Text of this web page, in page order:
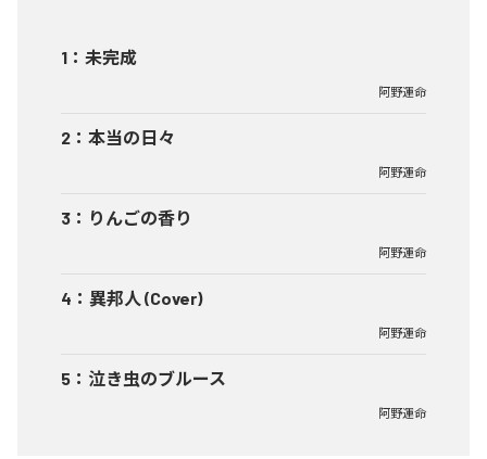
1 ： 未完成
阿野運命
2 ： 本当の日々
阿野運命
3 ： りんごの香り
阿野運命
4 ： 異邦人 (Cover)
阿野運命
5 ： 泣き虫のブルース
阿野運命